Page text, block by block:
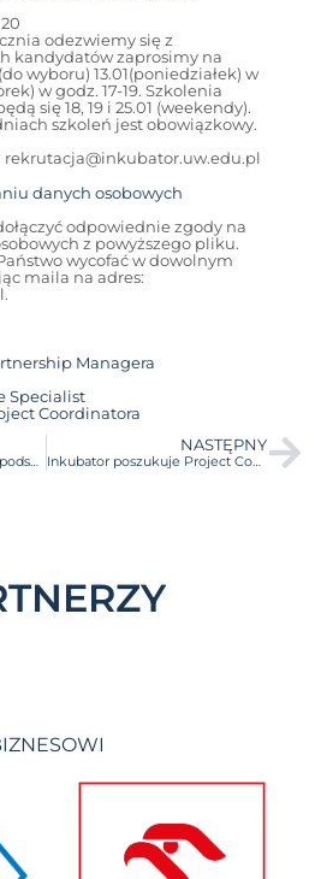
odezwiemy się z
kandydatów zaprosimy na
wyboru) 13.01(poniedziałek) w
w godz. 17-19. Szkolenia
się 18, 19 i 25.01 (weekendy).
szkoleń jest obowiązkowy.
rekrutacja@inkubator.uw.edu.pl
danych osobowych
odpowiednie zgody na
z powyższego pliku.
wycofać w dowolnym
maila na adres:
Managera
Specialist
Coordinatora
Laboratorium pomysłów – podsumowanie programu
NASTĘPNY
Inkubator poszukuje Project Coordinatora